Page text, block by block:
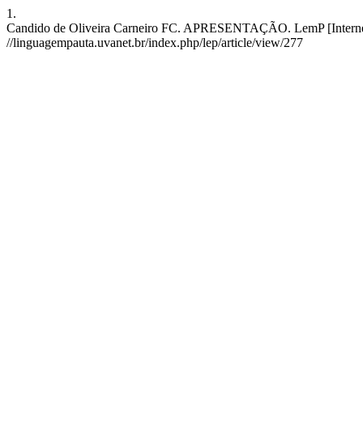
1.
Candido de Oliveira Carneiro FC. APRESENTAÇÃO. LemP
//linguagempauta.uvanet.br/index.php/lep/article/view/277